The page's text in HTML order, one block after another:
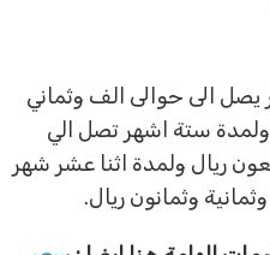
الى حوالى الف وثماني
ستة اشهر تصل الي
ريال ولمدة اثنا عشر شهر
وثمانون ريال.